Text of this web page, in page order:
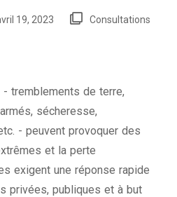
19, 2023 Consultations
tremblements de terre,
sécheresse,
- peuvent provoquer des
et la perte
exigent une réponse rapide
privées, publiques et à but